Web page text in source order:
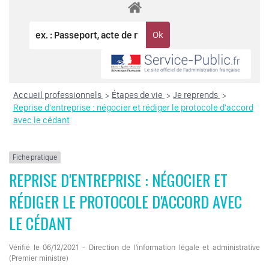
Accueil professionnels > Étapes de vie > Je reprends >
Reprise d'entreprise : négocier et rédiger le protocole d'accord
avec le cédant
Fiche pratique
REPRISE D'ENTREPRISE : NÉGOCIER ET
RÉDIGER LE PROTOCOLE D'ACCORD AVEC
LE CÉDANT
Vérifié le 06/12/2021 - Direction de l'information légale et administrative
(Premier ministre)